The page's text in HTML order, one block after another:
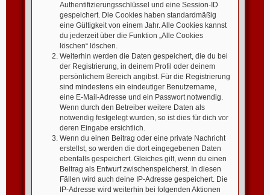
Authentifizierungsschlüssel und eine Session-ID
gespeichert. Die Cookies haben standardmäßig
eine Gültigkeit von einem Jahr. Alle Cookies kannst
du jederzeit über die Funktion „Alle Cookies
löschen“ löschen.
Weiterhin werden die Daten gespeichert, die du bei
der Registrierung, in deinem Profil oder deinem
persönlichem Bereich angibst. Für die Registrierung
sind mindestens ein eindeutiger Benutzername,
eine E-Mail-Adresse und ein Passwort notwendig.
Wenn durch den Betreiber weitere Daten als
notwendig festgelegt wurden, so ist dies für dich vor
deren Eingabe ersichtlich.
Wenn du einen Beitrag oder eine private Nachricht
erstellst, so werden die dort eingegebenen Daten
ebenfalls gespeichert. Gleiches gilt, wenn du einen
Beitrag als Entwurf zwischenspeicherst. In diesen
Fällen wird auch deine IP-Adresse gespeichert. Die
IP-Adresse wird weiterhin bei folgenden Aktionen